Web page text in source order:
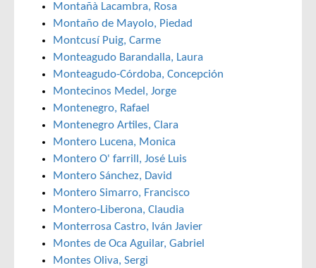
Montañà Lacambra, Rosa
Montaño de Mayolo, Piedad
Montcusí Puig, Carme
Monteagudo Barandalla, Laura
Monteagudo-Córdoba, Concepción
Montecinos Medel, Jorge
Montenegro, Rafael
Montenegro Artiles, Clara
Montero Lucena, Monica
Montero O' farrill, José Luis
Montero Sánchez, David
Montero Simarro, Francisco
Montero-Liberona, Claudia
Monterrosa Castro, Iván Javier
Montes de Oca Aguilar, Gabriel
Montes Oliva, Sergi